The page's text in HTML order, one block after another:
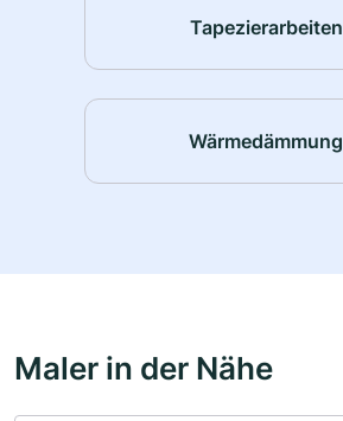
Tapezierarbeiten
Wärmedämmung
Maler in der Nähe